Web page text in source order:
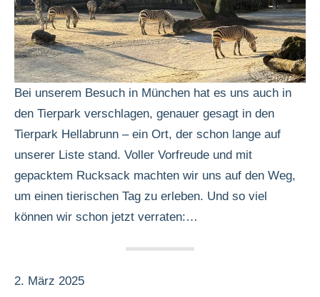
Bei unserem Besuch in München hat es uns auch in
den Tierpark verschlagen, genauer gesagt in den
Tierpark Hellabrunn – ein Ort, der schon lange auf
unserer Liste stand. Voller Vorfreude und mit
gepacktem Rucksack machten wir uns auf den Weg,
um einen tierischen Tag zu erleben. Und so viel
können wir schon jetzt verraten:…
2. März 2025